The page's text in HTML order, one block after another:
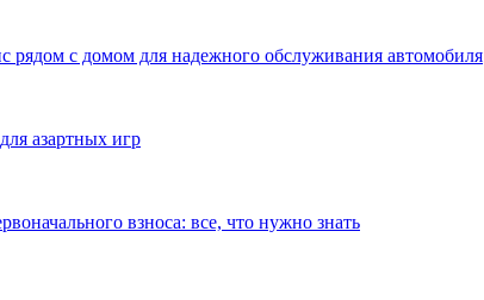
рядом с домом для надежного обслуживания автомобиля
азартных игр
взноса: все, что нужно знать